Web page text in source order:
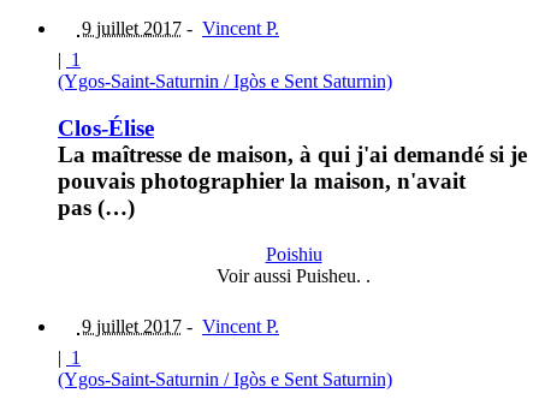
9 juillet 2017 - Vincent P.
| 1
(Ygos-Saint-Saturnin / Igòs e Sent Saturnin)
Clos-Élise
La maîtresse de maison, à qui j'ai demandé si je
pouvais photographier la maison, n'avait
pas (…)
Poishiu
Voir aussi Puisheu. .
9 juillet 2017 - Vincent P.
| 1
(Ygos-Saint-Saturnin / Igòs e Sent Saturnin)